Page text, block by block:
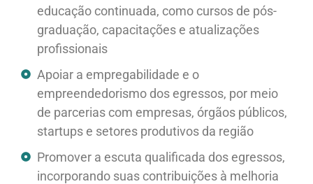
educação continuada, como cursos de pós-
graduação, capacitações e atualizações
profissionais
Apoiar a empregabilidade e o
empreendedorismo dos egressos, por meio
de parcerias com empresas, órgãos públicos,
startups e setores produtivos da região
Promover a escuta qualificada dos egressos,
incorporando suas contribuições à melhoria